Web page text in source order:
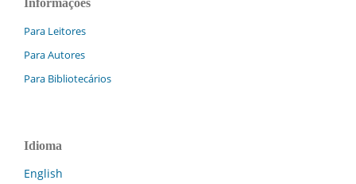
Informações
Para Leitores
Para Autores
Para Bibliotecários
Idioma
English